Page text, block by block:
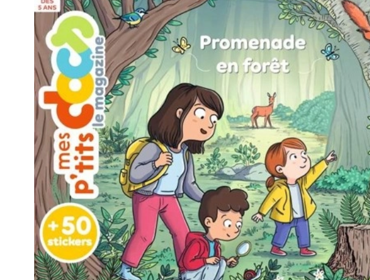
Une aventure dans la nature Une histoire d'animal en photos
Un poster photo recto-verso Cartes à collectionner, jeux, BD
Précédent Suivant
Les 5 bonnes raisons de s’abonner
au magazine WAKOU
S’émerveiller de la beauté de la nature
Découvrir et comprendre les animaux
Répondre à la curiosité de votre enfant
Retrouver des héros attachants